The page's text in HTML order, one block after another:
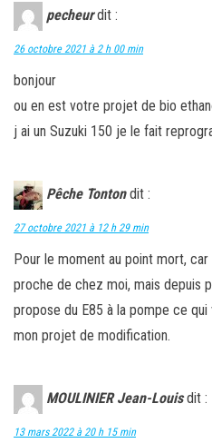
pecheur dit :
26 octobre 2021 à 2 h 00 min
bonjour
ou en est votre projet de bio
j ai un Suzuki 150 je le fait
Pêche Tonton dit :
27 octobre 2021 à 12 h 29 min
Pour le moment au point mort, car
proche de chez moi, mais depuis
propose du E85 à la pompe ce
mon projet de modification.
MOULINIER Jean-Louis dit :
13 mars 2022 à 20 h 15 min